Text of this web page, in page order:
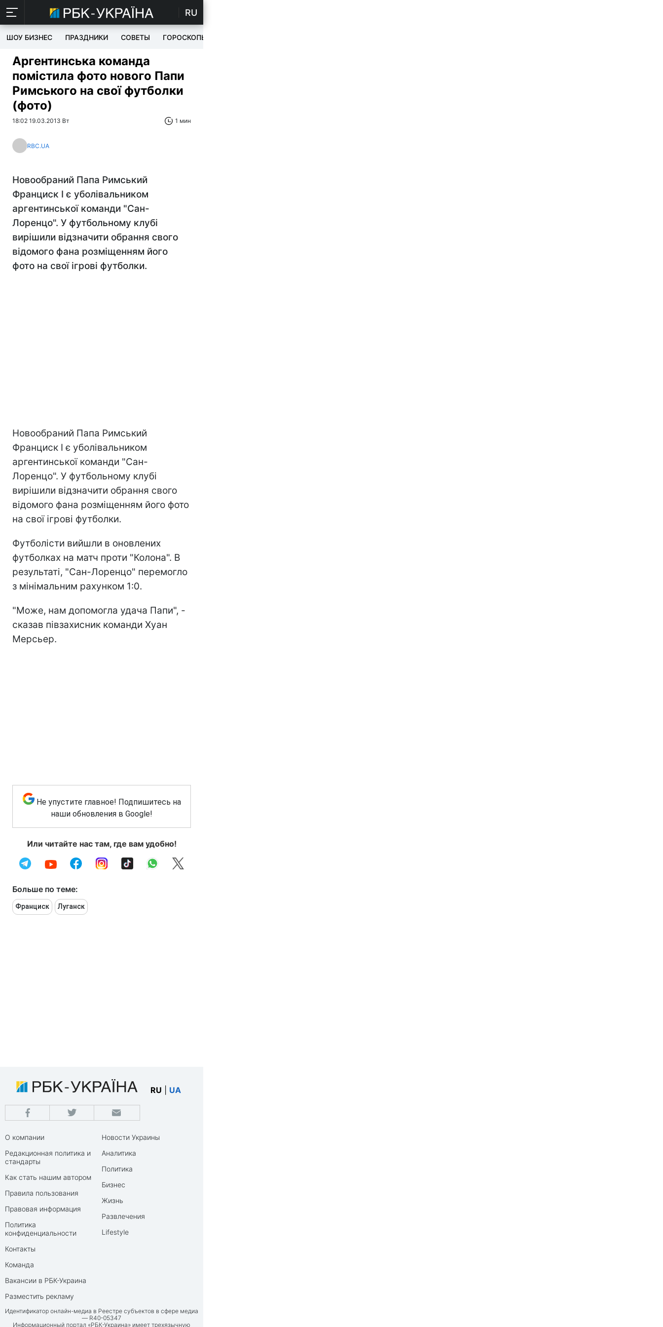
RU
ШОУ БИЗНЕС ПРАЗДНИКИ СОВЕТЫ ГОРОСКОПЫ
Аргентинська команда
помістила фото нового Папи
Римського на свої футболки
(фото)
18:02 19.03.2013 Вт 1 мин
RBC.UA
Новообраний Папа Римський
Франциск I є уболівальником
аргентинської команди "Сан-
Лоренцо". У футбольному клубі
вирішили відзначити обрання свого
відомого фана розміщенням його
фото на свої ігрові футболки.
Новообраний Папа Римський
Франциск I є уболівальником
аргентинської команди "Сан-
Лоренцо". У футбольному клубі
вирішили відзначити обрання свого
відомого фана розміщенням його фото
на свої ігрові футболки.
Футболісти вийшли в оновлених
футболках на матч проти "Колона". В
результаті, "Сан-Лоренцо" перемогло
з мінімальним рахунком 1:0.
"Може, нам допомогла удача Папи", -
сказав півзахисник команди Хуан
Мерсьер.
Не упустите главное! Подпишитесь на
наши обновления в Google!
Или читайте нас там, где вам удобно!
Больше по теме:
Франциск Луганск
RU UA
О компании
Редакционная политика и
стандарты
Как стать нашим автором
Правила пользования
Правовая информация
Политика
конфиденциальности
Контакты
Команда
Вакансии в РБК-Украина
Разместить рекламу
Новости Украины
Аналитика
Политика
Бизнес
Жизнь
Развлечения
Lifestyle
Идентификатор онлайн-медиа в Реестре субъектов в сфере медиа
— R40-05347
Информационный портал «РБК-Украина» имеет трехязычную